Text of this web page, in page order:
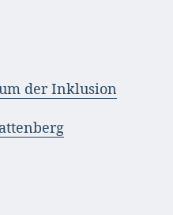
der Inklusion